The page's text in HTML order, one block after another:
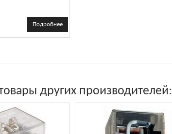
Подробнее
других производителей: